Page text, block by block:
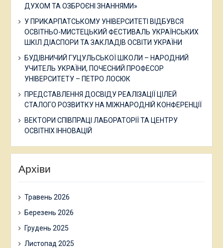
ДУХОМ ТА ОЗБРОЄНІ ЗНАННЯМИ»
У ПРИКАРПАТСЬКОМУ УНІВЕРСИТЕТІ ВІДБУВСЯ
ОСВІТНЬО-МИСТЕЦЬКИЙ ФЕСТИВАЛЬ УКРАЇНСЬКИХ
ШКІЛ ДІАСПОРИ ТА ЗАКЛАДІВ ОСВІТИ УКРАЇНИ
БУДІВНИЧИЙ ГУЦУЛЬСЬКОЇ ШКОЛИ – НАРОДНИЙ
УЧИТЕЛЬ УКРАЇНИ, ПОЧЕСНИЙ ПРОФЕСОР
УНІВЕРСИТЕТУ – ПЕТРО ЛОСЮК
ПРЕДСТАВЛЕННЯ ДОСВІДУ РЕАЛІЗАЦІЇ ЦІЛЕЙ
СТАЛОГО РОЗВИТКУ НА МІЖНАРОДНІЙ КОНФЕРЕНЦІЇ
ВЕКТОРИ СПІВПРАЦІ ЛАБОРАТОРІЇ ТА ЦЕНТРУ
ОСВІТНІХ ІННОВАЦІЙ
Архіви
Травень 2026
Березень 2026
Грудень 2025
Листопад 2025